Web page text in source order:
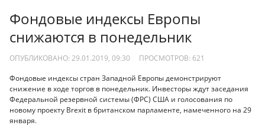
Фондовые индексы Европы
снижаются в понедельник
ОПУБЛИКОВАНО: 29.01.2019, 09:30 ПРОСМОТРОВ: 621
Фондовые индексы стран Западной Европы демонстрируют
снижение в ходе торгов в понедельник. Инвесторы ждут заседания
Федеральной резервной системы (ФРС) США и голосования по
новому проекту Brexit в британском парламенте, намеченного на 29
января.